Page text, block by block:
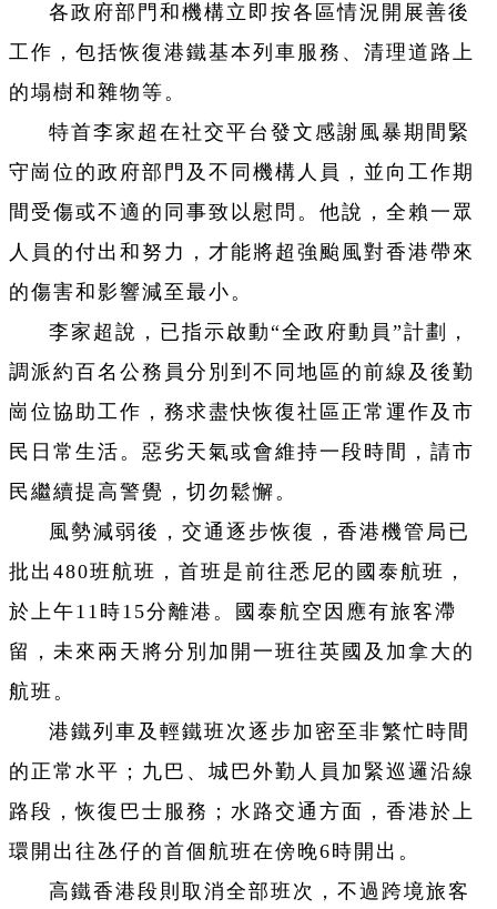
各政府部門和機構立即按各區情況開展善後
工作，包括恢復港鐵基本列車服務、清理道路上
的塌樹和雜物等。
特首李家超在社交平台發文感謝風暴期間緊
守崗位的政府部門及不同機構人員，並向工作期
間受傷或不適的同事致以慰問。他說，全賴一眾
人員的付出和努力，才能將超強颱風對香港帶來
的傷害和影響減至最小。
李家超說，已指示啟動“全政府動員”計劃，
調派約百名公務員分別到不同地區的前線及後勤
崗位協助工作，務求盡快恢復社區正常運作及市
民日常生活。惡劣天氣或會維持一段時間，請市
民繼續提高警覺，切勿鬆懈。
風勢減弱後，交通逐步恢復，香港機管局已
批出480班航班，首班是前往悉尼的國泰航班，
於上午11時15分離港。國泰航空因應有旅客滯
留，未來兩天將分別加開一班往英國及加拿大的
航班。
港鐵列車及輕鐵班次逐步加密至非繁忙時間
的正常水平；九巴、城巴外勤人員加緊巡邏沿線
路段，恢復巴士服務；水路交通方面，香港於上
環開出往氹仔的首個航班在傍晚6時開出。
高鐵香港段則取消全部班次，不過跨境旅客